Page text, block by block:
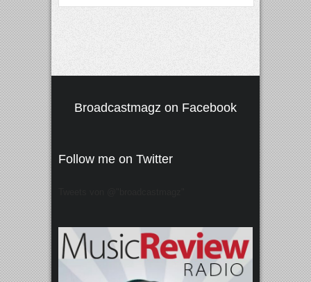
Broadcastmagz on Facebook
Follow me on Twitter